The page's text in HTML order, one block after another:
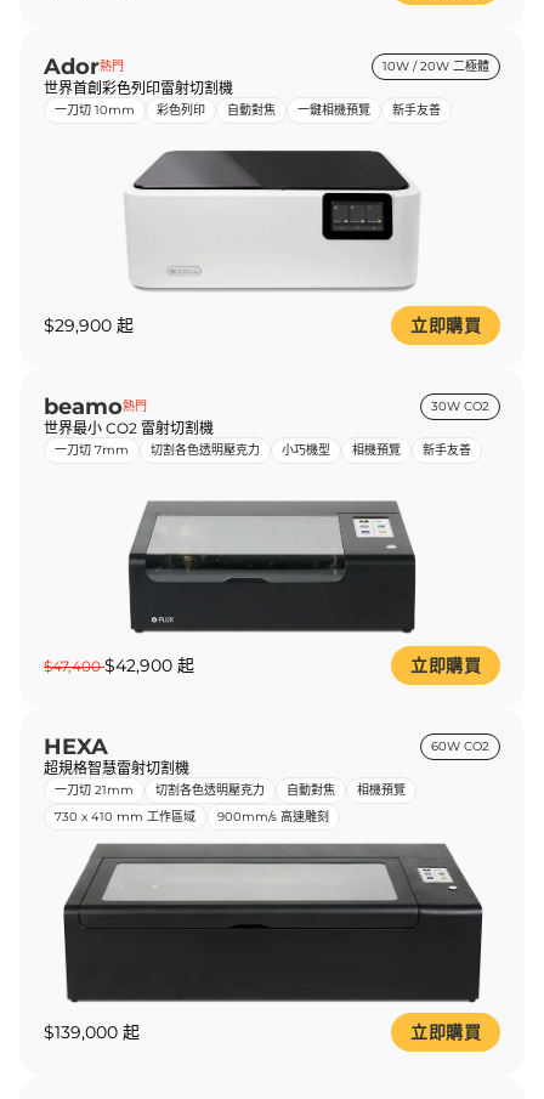
Ador熱門 10W / 20W 二極體
世界首創彩色列印雷射切割機
一刀切 10mm 彩色列印 自動對焦 一鍵相機預覽 新手友善
$29,900 起 立即購買
beamo熱門 30W CO2
世界最小 CO2 雷射切割機
一刀切 7mm 切割各色透明壓克力 小巧機型 相機預覽 新手友善
$47,400$42,900 起 立即購買
HEXA 60W CO2
超規格智慧雷射切割機
一刀切 21mm 切割各色透明壓克力 自動對焦
相機預覽
730 x 410 mm 工作區域
900mm/s 高速雕刻
$139,000 起 立即購買